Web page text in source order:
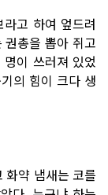
고 하여 엎드려
권총을 뽑아 쥐고
이 쓰러져 있었
의 힘이 크다 생
화약 냄새는 코를